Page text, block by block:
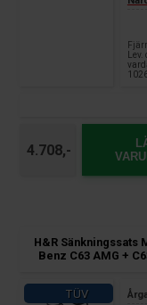
Lev.
4.708,-
H&R Sänkningssats
Benz C63 AMG +
TÜV